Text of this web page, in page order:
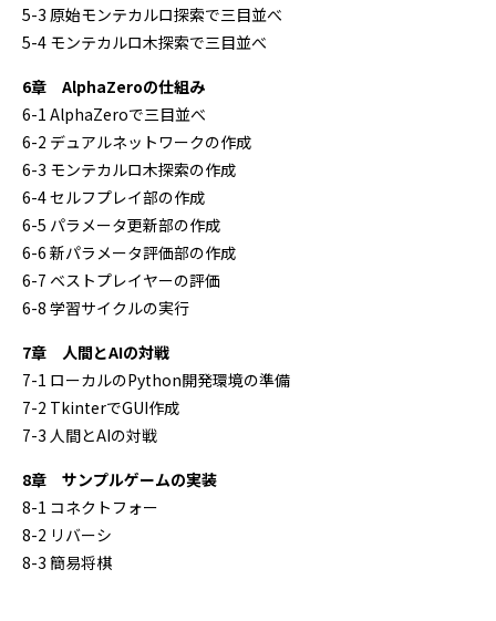
5-3 原始モンテカルロ探索で三目並べ
5-4 モンテカルロ木探索で三目並べ
6章 AlphaZeroの仕組み
6-1 AlphaZeroで三目並べ
6-2 デュアルネットワークの作成
6-3 モンテカルロ木探索の作成
6-4 セルフプレイ部の作成
6-5 パラメータ更新部の作成
6-6 新パラメータ評価部の作成
6-7 ベストプレイヤーの評価
6-8 学習サイクルの実行
7章 人間とAIの対戦
7-1 ローカルのPython開発環境の準備
7-2 TkinterでGUI作成
7-3 人間とAIの対戦
8章 サンプルゲームの実装
8-1 コネクトフォー
8-2 リバーシ
8-3 簡易将棋